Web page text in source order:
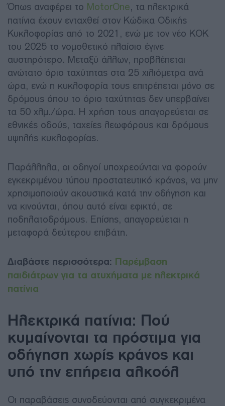
Όπως αναφέρει το MotorOne, τα ηλεκτρικά
πατίνια έχουν ενταχθεί στον Κώδικα Οδικής
Κυκλοφορίας από το 2021, ενώ με τον νέο ΚΟΚ
του 2025 το νομοθετικό πλαίσιο έγινε
αυστηρότερο. Μεταξύ άλλων, προβλέπεται
ανώτατο όριο ταχύτητας στα 25 χιλιόμετρα ανά
ώρα, ενώ η κυκλοφορία τους επιτρέπεται μόνο σε
δρόμους όπου το όριο ταχύτητας δεν υπερβαίνει
τα 50 χλμ./ώρα. Η χρήση τους απαγορεύεται σε
εθνικές οδούς, ταχείες λεωφόρους και δρόμους
υψηλής κυκλοφορίας.
Παράλληλα, οι οδηγοί υποχρεούνται να φορούν
εγκεκριμένου τύπου προστατευτικό κράνος, να μην
χρησιμοποιούν ακουστικά κατά την οδήγηση και
να κινούνται, όπου αυτό είναι εφικτό, σε
ποδηλατοδρόμους. Επίσης, απαγορεύεται η
μεταφορά δεύτερου επιβάτη.
Διαβάστε περισσότερα: Παρέμβαση
παιδιάτρων για τα ατυχήματα με ηλεκτρικά
πατίνια
Ηλεκτρικά πατίνια: Πού
κυμαίνονται τα πρόστιμα για
οδήγηση χωρίς κράνος και
υπό την επήρεια αλκοόλ
Οι παραβάσεις συνοδεύονται από συγκεκριμένα